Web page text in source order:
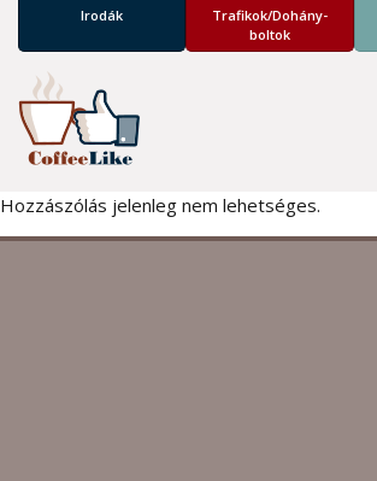
Irodák
Trafikok/­Dohány­
boltok
Hozzászólás jelenleg nem lehetséges.